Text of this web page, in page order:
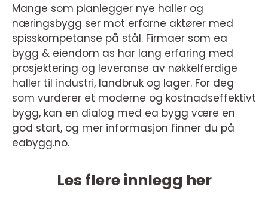
Mange som planlegger nye haller og
næringsbygg ser mot erfarne aktører med
spisskompetanse på stål. Firmaer som ea
bygg & eiendom as har lang erfaring med
prosjektering og leveranse av nøkkelferdige
haller til industri, landbruk og lager. For deg
som vurderer et moderne og kostnadseffektivt
bygg, kan en dialog med ea bygg være en
god start, og mer informasjon finner du på
eabygg.no.
Les flere innlegg her